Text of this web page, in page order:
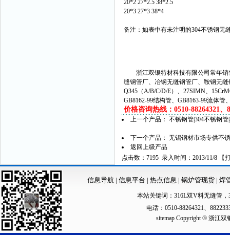
20*2 27*2.5 38*2.5
20*3 27*3 38*4
备注：如表中有未注明的304不锈钢
浙江双银特材科技有限公司常年销
缝钢管厂、冶钢无缝钢管厂、鞍钢无
Q345（A/B/C/D/E）、27SIMN、
GB8162-99结构管、GB8163-99流体
价格咨询热线：0510-88264321、
上一个产品： 不锈钢管|304不锈钢
下一个产品： 无锡钢材市场专供不
返回上级产品
点击数：7195 录入时间：2013/11/8 【
信息导航| 信息平台 | 热点信息 | 锅炉管现货 | 焊
本站关键词： 316L双V料无缝管 ，
电话：0510-88264321、
sitemapCopyright ® 浙江双